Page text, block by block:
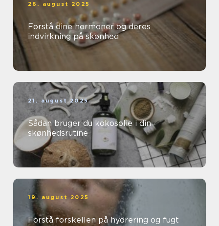
26. august 2025
Forstå dine hormoner og deres
indvirkning på skønhed
21. august 2025
Sådan bruger du kokosolie i din
skønhedsrutine
19. august 2025
Forstå forskellen på hydrering og fugt